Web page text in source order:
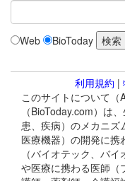
Web BioToday
利用規約 |
このサイトについて（
（BioToday.com）は
患、疾病）のメカニズ
医療機器）の開発に携
（バイオテック、バ
や医療に携わる医師（